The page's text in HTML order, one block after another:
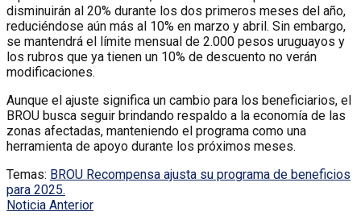
disminuirán al 20% durante los dos primeros meses del año,
reduciéndose aún más al 10% en marzo y abril. Sin embargo,
se mantendrá el límite mensual de 2.000 pesos uruguayos y
los rubros que ya tienen un 10% de descuento no verán
modificaciones.
Aunque el ajuste significa un cambio para los beneficiarios, el
BROU busca seguir brindando respaldo a la economía de las
zonas afectadas, manteniendo el programa como una
herramienta de apoyo durante los próximos meses.
Temas: BROU Recompensa ajusta su programa de beneficios
para 2025.
Noticia Anterior